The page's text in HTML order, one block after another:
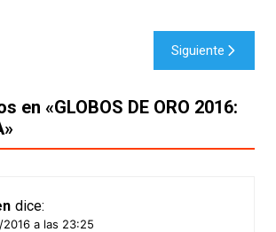
Siguiente
en «GLOBOS DE ORO 2016:
»
dice:
2016 a las 23:25